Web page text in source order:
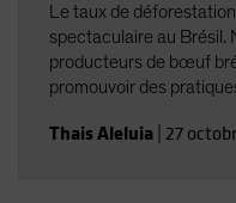
Le taux de
spectaculaire au Brésil.
producteurs de bœuf
promouvoir des
environnementaux et
Thais Aleluia 27